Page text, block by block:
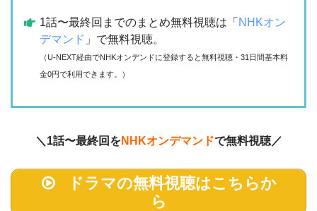
1話〜最終回までのまとめ無料視聴は「 NHKオン
デマンド 」で無料視聴。
（U-NEXT経由でNHKオンデンドに登録すると無料視聴・31日間基本料
金0円で利用できます。）
＼1話〜最終回をNHKオンデマンドで無料視聴／
ドラマの無料視聴はこちらか
ら